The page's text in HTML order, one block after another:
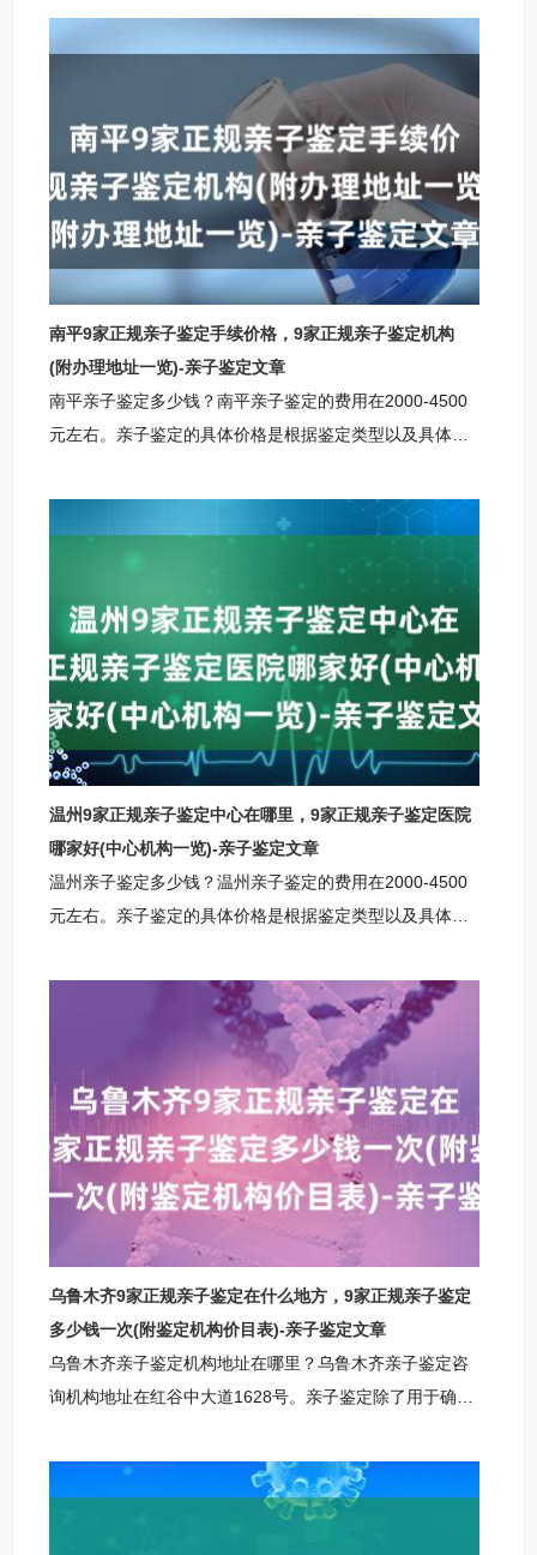
色，具有广泛的应用范围。亲子鉴定可以帮助人们确认亲
缘关系，解决家庭关系中的问题，维护家庭的和谐。同
时，在遗产继承等法律事务中，亲子鉴定也可以提供科
学、准确的证据，为公正的裁决提供有力的支持。这种广
泛的应用范围使得亲子鉴定成为一项非常重要的科技手
段，为社会的发展和公正做出了积极的贡献。大兴安岭柚
子基因亲子鉴定咨询中心地址：大兴安岭市银盆岭奥克斯
国
南平9家正规亲子鉴定手续价格，9家正规亲子鉴定机构
(附办理地址一览)-亲子鉴定文章
南平亲子鉴定多少钱？南平亲子鉴定的费用在2000-4500
元左右。亲子鉴定的具体价格是根据鉴定类型以及具体鉴
理了2025年各类型亲子鉴定价格标准一览表以及相关案例
分析助您更直观了解亲子鉴定收费。南平柚子基因正规亲
子鉴定中心南平柚子基因亲子鉴定中心机构地址：南平市
太子路107号业务范围：DNA鉴定服务，包括：个人（隐
私）亲子鉴定、亲子鉴定、胎儿产前亲子鉴定、亲缘关系
鉴定、上户口及移民等DNA鉴定。南平亲子鉴定咨询中心
服务地区：延平区建阳区顺昌县浦
温州9家正规亲子鉴定中心在哪里，9家正规亲子鉴定医院
哪家好(中心机构一览)-亲子鉴定文章
温州亲子鉴定多少钱？温州亲子鉴定的费用在2000-4500
元左右。亲子鉴定的具体价格是根据鉴定类型以及具体鉴
理了2025年各类型亲子鉴定价格标准一览表以及相关案例
分析助您更直观了解亲子鉴定收费。温州亲子鉴定咨询中
心1、温州柚子基因亲子鉴定咨询中心（柚子基因）机构
地址：温州市武珞路717号国际大厦701【注意：落户、迁
户等需本人携带身份证件来温州柚子基因亲子鉴定中心办
理】业务范围：DNA鉴定服务咨询预约，包括：个人(隐
私)亲子鉴定、司法亲子鉴定咨
乌鲁木齐9家正规亲子鉴定在什么地方，9家正规亲子鉴定
多少钱一次(附鉴定机构价目表)-亲子鉴定文章
乌鲁木齐亲子鉴定机构地址在哪里？乌鲁木齐亲子鉴定咨
询机构地址在红谷中大道1628号。亲子鉴定除了用于确认
色，具有广泛的应用范围。亲子鉴定可以帮助人们确认亲
缘关系，解决家庭关系中的问题，维护家庭的和谐。同